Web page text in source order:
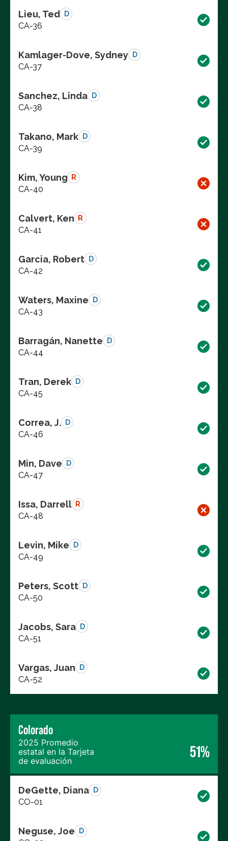
Lieu, Ted D
CA-36
Kamlager-Dove, Sydney D
CA-37
Sanchez, Linda D
CA-38
Takano, Mark D
CA-39
Kim, Young R
CA-40
Calvert, Ken R
CA-41
Garcia, Robert D
CA-42
Waters, Maxine D
CA-43
Barragán, Nanette D
CA-44
Tran, Derek D
CA-45
Correa, J. D
CA-46
Min, Dave D
CA-47
Issa, Darrell R
CA-48
Levin, Mike D
CA-49
Peters, Scott D
CA-50
Jacobs, Sara D
CA-51
Vargas, Juan D
CA-52
Colorado
2025 Promedio
estatal en la Tarjeta
de evaluación
51%
DeGette, Diana D
CO-01
Neguse, Joe D